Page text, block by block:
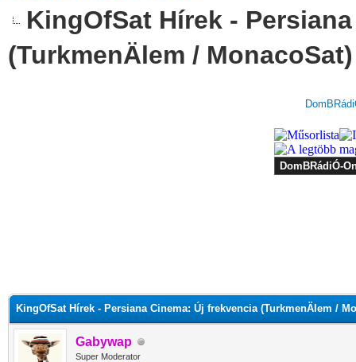
KingOfSat Hírek -
(TurkmenÄlem / MonacoSat)
KingOfSat Hírek - Persiana Cinema: Új frekvencia (TurkmenÄlem /
Gabywap
Super Moderator